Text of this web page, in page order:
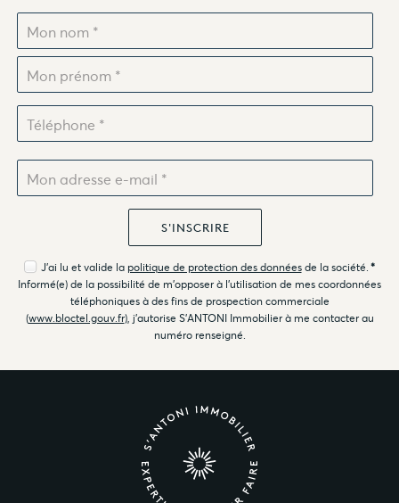
J'ai lu et valide la politique de protection des donnéesde la société. *
Informé(e) de la possibilité de m'opposer à l'utilisation de mes coordonnées
téléphoniques à des fins de prospection commerciale
(www.bloctel.gouv.fr), j'autorise S'ANTONI Immobilier à me contacter au
numéro renseigné.